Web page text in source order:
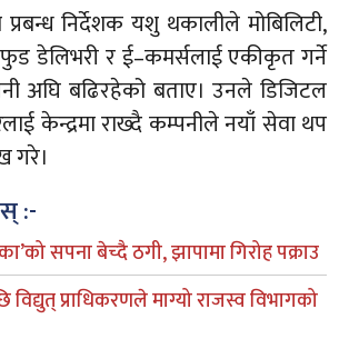
निर्देशक यशु थकालीले मोबिलिटी,
फुड डेलिभरी र ई–कमर्सलाई एकीकृत गर्ने
अघि बढिरहेको बताए। उनले डिजिटल
केन्द्रमा राख्दै कम्पनीले नयाँ सेवा थप
गरे।
:-
सपना बेच्दै ठगी, झापामा गिरोह पक्राउ
विद्युत् प्राधिकरणले माग्यो राजस्व विभागको